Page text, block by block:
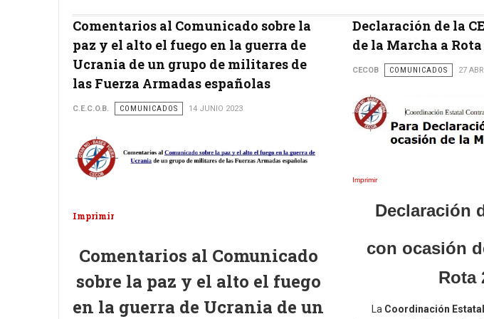
Comentarios al Comunicado sobre la
paz y el alto el fuego en la guerra de
Ucrania de un grupo de militares de
las Fuerza Armadas españolas
C.E.C.O.B. COMUNICADOS 14 JUNIO 2023
Imprimir
Comentarios al Comunicado
sobre la paz y el alto el fuego
en la guerra de Ucrania de un
Declaración de la
de la Marcha a Rota
CECOB COMUNICADOS 27
Imprimir
Declaración
con ocasión
Rota
La Coordinación